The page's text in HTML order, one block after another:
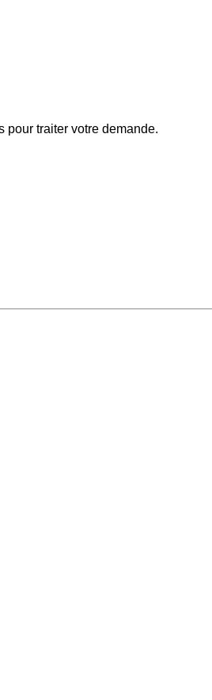
pour traiter votre demande.